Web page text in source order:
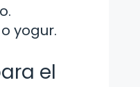
yogur.
el